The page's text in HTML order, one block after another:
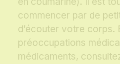
commencer par de
d’écouter votre corps.
préoccupations
médicaments,